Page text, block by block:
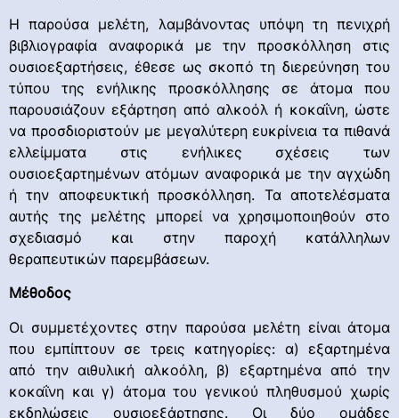
Η παρούσα μελέτη, λαμβάνοντας υπόψη τη πενιχρή
βιβλιογραφία αναφορικά με την προσκόλληση στις
ουσιοεξαρτήσεις, έθεσε ως σκοπό τη διερεύνηση του
τύπου της ενήλικης προσκόλλησης σε άτομα που
παρουσιάζουν εξάρτηση από αλκοόλ ή κοκαΐνη, ώστε
να προσδιοριστούν με μεγαλύτερη ευκρίνεια τα πιθανά
ελλείμματα στις ενήλικες σχέσεις των
ουσιοεξαρτημένων ατόμων αναφορικά με την αγχώδη
ή την αποφευκτική προσκόλληση. Τα αποτελέσματα
αυτής της μελέτης μπορεί να χρησιμοποιηθούν στο
σχεδιασμό και στην παροχή κατάλληλων
θεραπευτικών παρεμβάσεων.
Μέθοδος
Οι συμμετέχοντες στην παρούσα μελέτη είναι άτομα
που εμπίπτουν σε τρεις κατηγορίες: α) εξαρτημένα
από την αιθυλική αλκοόλη, β) εξαρτημένα από την
κοκαΐνη και γ) άτομα του γενικού πληθυσμού χωρίς
εκδηλώσεις ουσιοεξάρτησης. Οι δύο ομάδες